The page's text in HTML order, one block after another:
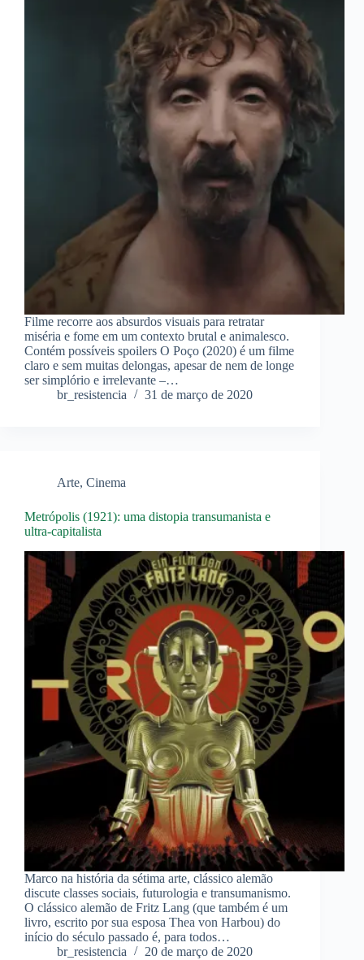
Filme recorre aos absurdos visuais para retratar
miséria e fome em um contexto brutal e animalesco.
Contém possíveis spoilers O Poço (2020) é um filme
claro e sem muitas delongas, apesar de nem de longe
ser simplório e irrelevante –…
br_resistencia
31 de março de 2020
Arte, Cinema
Metrópolis (1921): uma distopia transumanista e
ultra-capitalista
Marco na história da sétima arte, clássico alemão
discute classes sociais, futurologia e transumanismo.
O clássico alemão de Fritz Lang (que também é um
livro, escrito por sua esposa Thea von Harbou) do
início do século passado é, para todos…
br_resistencia
20 de março de 2020